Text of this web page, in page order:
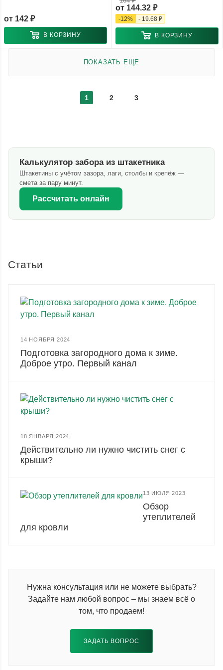
от 142 ₽
В КОРЗИНУ
от 144.32 ₽
-12% - 19.68 ₽
В КОРЗИНУ
ПОКАЗАТЬ ЕЩЕ
1 2 3
Калькулятор забора из штакетника
Штакетины с учётом зазора, лаги, столбы и крепёж —
смета за пару минут.
Рассчитать онлайн
Статьи
14 НОЯБРЯ 2024
Подготовка загородного дома к зиме.
Доброе утро. Первый канал
18 ЯНВАРЯ 2024
Действительно ли нужно чистить снег с
крыши?
13 ИЮЛЯ 2023
Обзор
утеплителей
для кровли
Нужна консультация или не можете выбрать?
Задайте нам любой вопрос – мы знаем всё о
том, что продаем!
ЗАДАТЬ ВОПРОС